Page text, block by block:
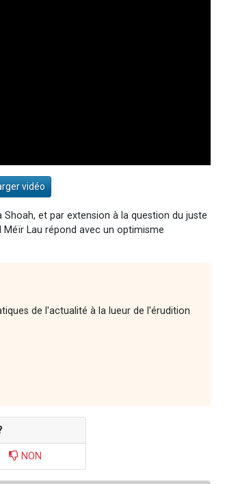
vidéo
et par extension à la question du juste
Lau répond avec un optimisme
de l'actualité à la lueur de l'érudition
NON